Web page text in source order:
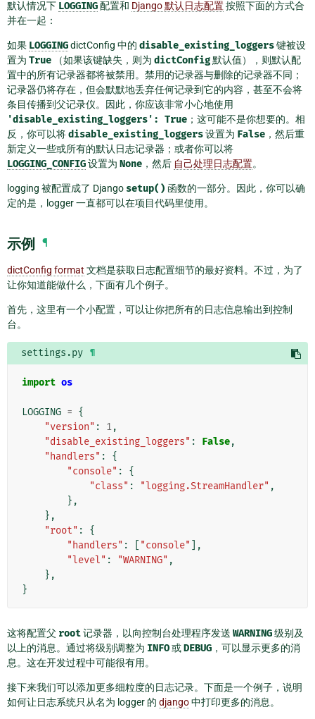
默认情况下 LOGGING配置和 Django 默认日志配置按照下面的方式合
并在一起：
如果 LOGGINGdictConfig 中的 disable_existing_loggers键被设
置为 True （如果该键缺失，则为 dictConfig默认值），则默认配
置中的所有记录器都将被禁用。禁用的记录器与删除的记录器不同；
记录器仍将存在，但会默默地丢弃任何记录到它的内容，甚至不会将
条目传播到父记录仪。因此，你应该非常小心地使用
'disable_existing_loggers': True ；这可能不是你想要的。相
反，你可以将disable_existing_loggers设置为 False ，然后重
新定义一些或所有的默认日志记录器；或者你可以将
LOGGING_CONFIG设置为 None ，然后 自己处理日志配置。
logging 被配置成了 Django setup() 函数的一部分。因此，你可以确
定的是，logger 一直都可以在项目代码里使用。
示例 ¶
dictConfig format 文档是获取日志配置细节的最好资料。不过，为了
让你知道能做什么，下面有几个例子。
首先，这里有一个小配置，可以让你把所有的日志信息输出到控制
台。
settings.py ¶
import os
LOGGING = {
"version" : 1,
"disable_existing_loggers" : False,
"handlers" :
{
"console" :
{
"class" : "logging.StreamHandler" ,
},
},
"root" :
{
"handlers" : "console"
],
"level" : "WARNING" ,
},
}
这将配置父 root记录器，以向控制台处理程序发送 WARNING级别及
以上的消息。通过将级别调整为 INFO或DEBUG ，可以显示更多的消
息。这在开发过程中可能很有用。
接下来我们可以添加更多细粒度的日志记录。下面是一个例子，说明
如何让日志系统只从名为 logger 的 django中打印更多的消息。